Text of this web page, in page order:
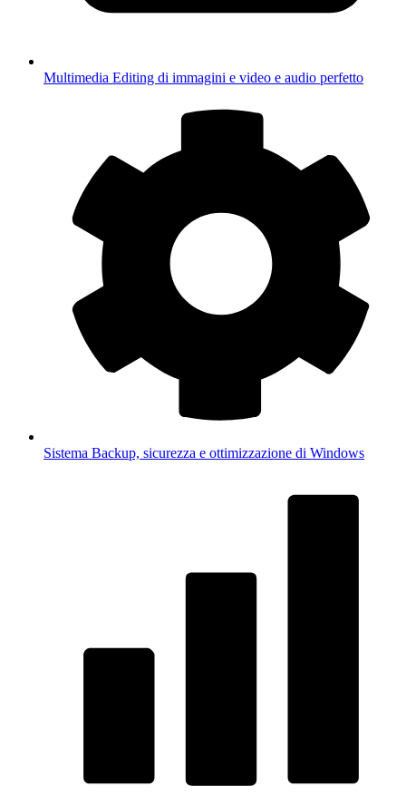
Multimedia Editing di immagini e video e audio perfetto
Sistema Backup, sicurezza e ottimizzazione di Windows